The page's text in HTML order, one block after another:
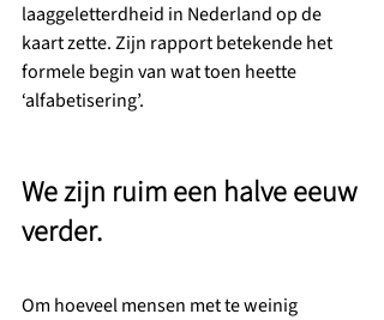
laaggeletterdheid in Nederland op de
kaart zette. Zijn rapport betekende het
formele begin van wat toen heette
‘alfabetisering’.
We zijn ruim een halve eeuw
verder.
Om hoeveel mensen met te weinig